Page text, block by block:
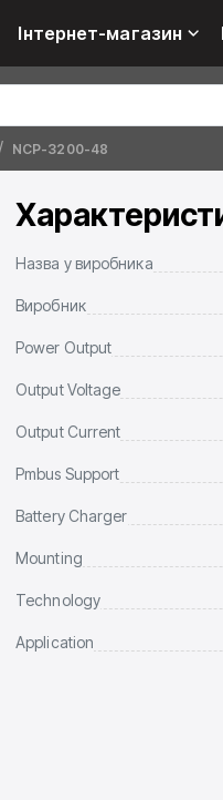
Інтернет-магазин
NCP-3200-48
Назва у виробника
Виробник
Power Output
Output Voltage
Output Current
Pmbus Support
Battery Charger
Mounting
Technology
Application